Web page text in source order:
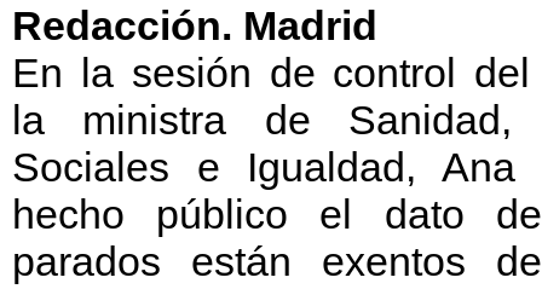
Redacción. Madrid
En la sesión de control del
la ministra de Sanidad,
Sociales e Igualdad, Ana
hecho público el dato
parados están exentos